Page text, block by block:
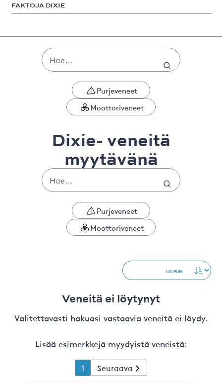
FAKTOJA DIXIE
Purjeveneet
Moottoriveneet
Dixie- veneitä
myytävänä
Purjeveneet
Moottoriveneet
Veneitä ei löytynyt
Valitettavasti hakuasi vastaavia veneitä ei löydy.
Lisää esimerkkejä myydyistä veneistä:
1 Seuraava